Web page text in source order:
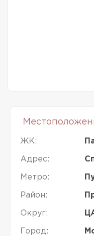
ЖК:
Адрес:
Метро:
Район:
Округ:
Город: